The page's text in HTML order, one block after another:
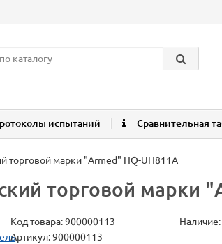
испытаний Сравнительная
торговой марки "Armed" HQ-UH811A
торговой марки
Код товара:900000113
Артикул: 900000113